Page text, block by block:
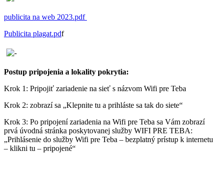
publicita na web 2023.pdf
Publicita plagat.pdf
Postup pripojenia a lokality pokrytia:
Krok 1: Pripojiť zariadenie na sieť s názvom Wifi pre Teba
Krok 2: zobrazí sa „Klepnite tu a prihláste sa tak do siete“
Krok 3: Po pripojení zariadenia na Wifi pre Teba sa Vám zobrazí
prvá úvodná stránka poskytovanej služby WIFI PRE TEBA:
„Prihlásenie do služby Wifi pre Teba – bezplatný prístup k internetu
– klikni tu – pripojené“